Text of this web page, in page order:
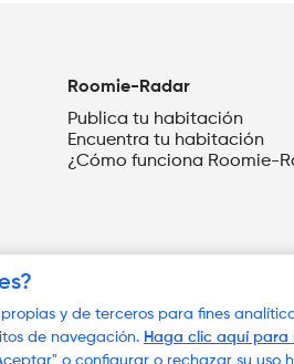
propias y de terceros para fines
de navegación. Haga clic aquí para
o configurar o rechazar su uso
Roomie-Radar
Publica tu habitación
Encuentra tu habitación
¿Cómo funciona Roomie-